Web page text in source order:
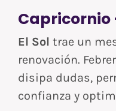
Capricornio
El Sol trae un
renovación.
disipa dudas,
confianza y